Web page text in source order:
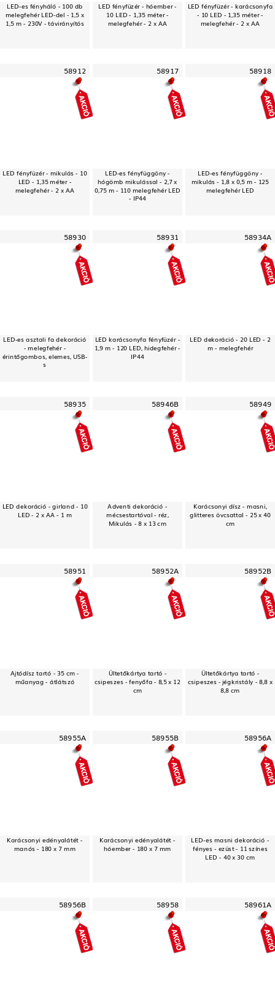
LED-es fényháló - 100 db
melegfehér LED-del - 1,5 x
1,5 m - 230V - távirányítós
LED fényfüzér - hóember -
10 LED - 1,35 méter -
melegfehér - 2 x AA
LED fényfüzér - karácsonyfa
- 10 LED - 1,35 méter -
melegfehér - 2 x AA
58912
LED fényfüzér - mikulás - 10
LED - 1,35 méter -
melegfehér - 2 x AA
58917
LED-es fényfüggöny -
hógömb mikulással - 2,7 x
0,75 m - 110 melegfehér LED
- IP44
58918
LED-es fényfüggöny -
mikulás - 1,8 x 0,5 m - 125
melegfehér LED
58930
LED-es asztali fa dekoráció
- melegfehér -
érintőgombos, elemes, USB-
s
58931
LED karácsonyfa fényfüzér -
1,9 m - 120 LED, hidegfehér -
IP44
58934A
LED dekoráció - 20 LED - 2
m - melegfehér
58935
LED dekoráció - girland - 10
LED - 2 x AA - 1 m
58946B
Adventi dekoráció -
mécsestartóval - réz,
Mikulás - 8 x 13 cm
58949
Karácsonyi dísz - masni,
glitteres övcsattal - 25 x 40
cm
58951
Ajtódísz tartó - 35 cm -
műanyag - átlátszó
58952A
Ültetőkártya tartó -
csipeszes - fenyőfa - 8,5 x 12
cm
58952B
Ültetőkártya tartó -
csipeszes - jégkristály - 8,8 x
8,8 cm
58955A
Karácsonyi edényalátét -
manós - 180 x 7 mm
58955B
Karácsonyi edényalátét -
hóember - 180 x 7 mm
58956A
LED-es masni dekoráció -
fényes - ezüst - 11 színes
LED - 40 x 30 cm
58956B 58958 58961A